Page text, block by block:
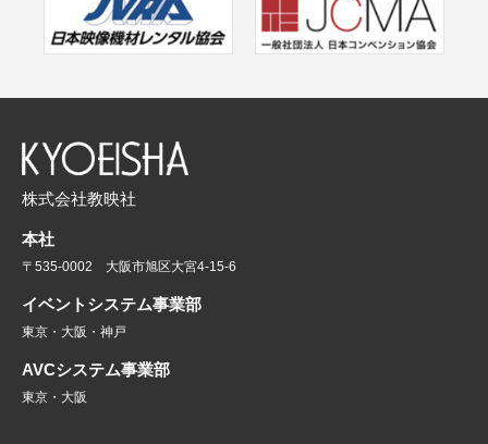
株式会社教映社
本社
〒535-0002 大阪市旭区大宮4-15-6
イベントシステム事業部
東京・大阪・神戸
AVCシステム事業部
東京・大阪